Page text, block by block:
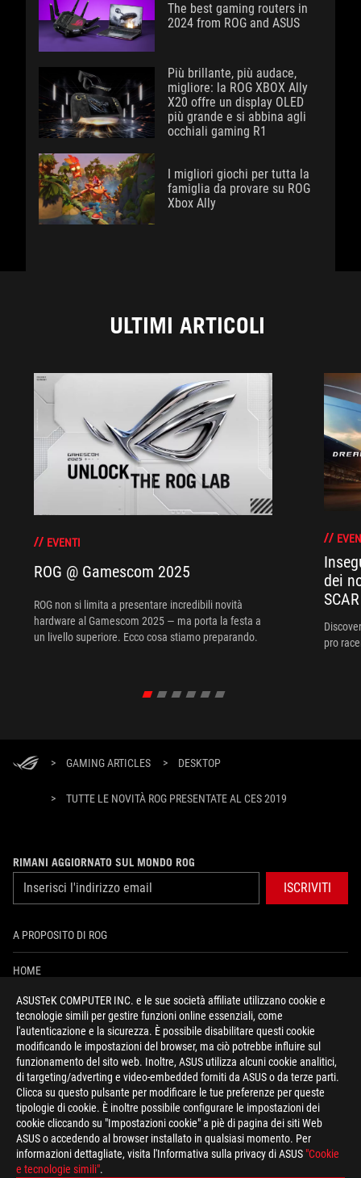
ASUSTeK COMPUTER INC. e le sue società affiliate utilizzano cookie e
tecnologie simili per gestire funzioni online essenziali, come
l'autenticazione e la sicurezza. È possibile disabilitare questi cookie
modificando le impostazioni del browser, ma ciò potrebbe influire sul
funzionamento del sito web. Inoltre, ASUS utilizza alcuni cookie analitici,
di targeting/adverting e video-embedded forniti da ASUS o da terze parti.
Clicca su questo pulsante per modificare le tue preferenze per queste
tipologie di cookie. È inoltre possibile configurare le impostazioni dei
cookie cliccando su "Impostazioni cookie" a piè di pagina dei siti Web
ASUS o accedendo al browser installato in qualsiasi momento. Per
informazioni dettagliate, visita l'Informativa sulla privacy di ASUS "Cookie
e tecnologie simili".
The best gaming routers in
2024 from ROG and ASUS
Più brillante, più audace,
migliore: la ROG XBOX Ally
X20 offre un display OLED
più grande e si abbina agli
occhiali gaming R1
I migliori giochi per tutta la
famiglia da provare su ROG
Xbox Ally
ULTIMI ARTICOLI
EVENTI
ROG @ Gamescom 2025
ROG non si limita a presentare incredibili novità
hardware al Gamescom 2025 — ma porta la festa a
un livello superiore. Ecco cosa stiamo preparando.
dei
pro
> GAMING ARTICLES > DESKTOP
> TUTTE LE NOVITÀ ROG PRESENTATE AL CES 2019
RIMANI AGGIORNATO SUL MONDO ROG
ISCRIVITI
A PROPOSITO DI ROG
HOME
PRESSROOM
NEWS
facebookinstagramyoutubetiktok discord
Italy/Italiano